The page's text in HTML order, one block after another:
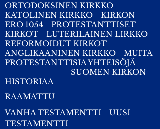
ORTODOKSINEN KIRKKO
KATOLINEN KIRKKO
KIRKON
ERO 1054
PROTESTANTTISET
KIRKOT
LUTERILAINEN LIRKKO
REFORMOIDUT KIRKOT
ANGLIKAANINEN KIRKKO
MUITA
PROTESTANTTISIA YHTEISÖJÄ
SUOMEN KIRKON
HISTORIAA
RAAMATTU
VANHA TESTAMENTTI
UUSI
TESTAMENTTI